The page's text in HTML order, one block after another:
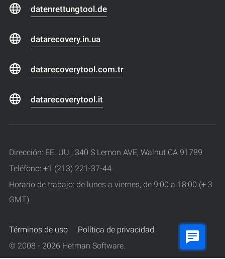
datenrettungtool.de
datarecovery.in.ua
datarecoverytool.com.tr
datarecoverytool.it
Dirección: EE. UU., 340 S Lemon AVE, Walnut CA 91789
Teléfono: +1 (213) 221-37-44
Horario de trabajo: de lunes a viernes, de 9:00 a 18:00 (+ 3
GMT)
Términos de uso
Política de privacidad
© 2008 - 2026 Hetman Software.